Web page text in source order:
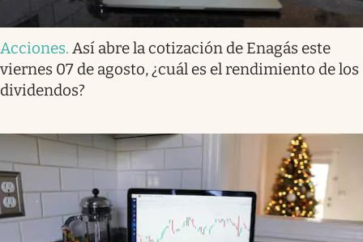
Acciones. Así abre la cotización de Enagás este
viernes 07 de agosto, ¿cuál es el rendimiento de los
dividendos?